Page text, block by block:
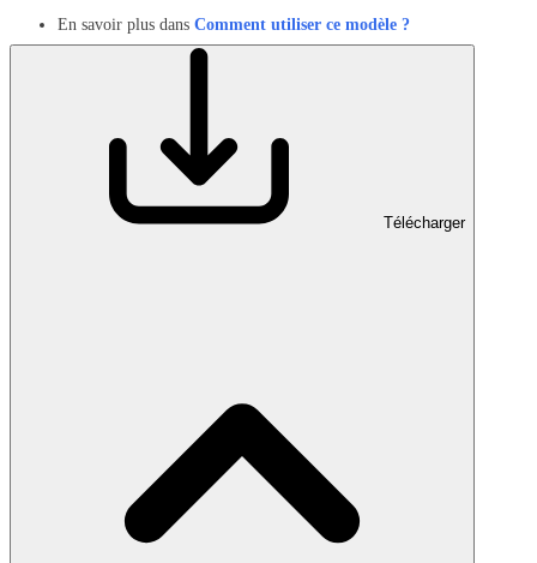
En savoir plus dans Comment utiliser ce modèle ?
Télécharger